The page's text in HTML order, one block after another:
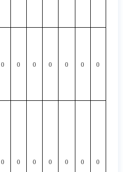
0 0 0 0 0 0 0
0 0 0 0 0 0 0